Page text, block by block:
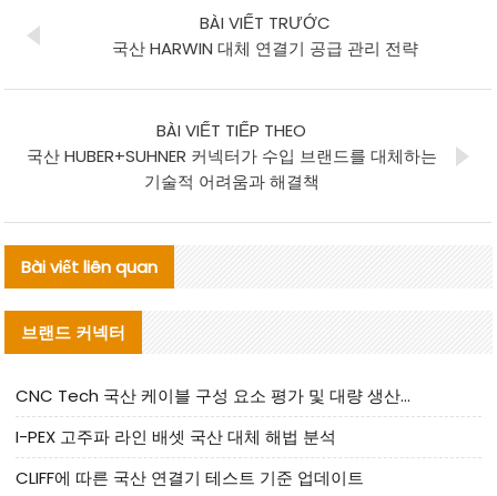
BÀI VIẾT TRƯỚC
국산 HARWIN 대체 연결기 공급 관리 전략
BÀI VIẾT TIẾP THEO
국산 HUBER+SUHNER 커넥터가 수입 브랜드를 대체하는
기술적 어려움과 해결책
Bài viết liên quan
브랜드 커넥터
CNC Tech 국산 케이블 구성 요소 평가 및 대량 생산 적합성 가이드
I-PEX 고주파 라인 배셋 국산 대체 해법 분석
CLIFF에 따른 국산 연결기 테스트 기준 업데이트